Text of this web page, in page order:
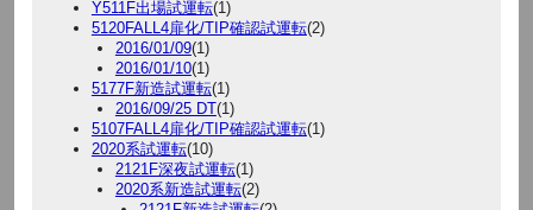
Y511F出場試運転(1)
5120FALL4扉化/TIP確認試運転(2)
2016/01/09(1)
2016/01/10(1)
5177F新造試運転(1)
2016/09/25 DT(1)
5107FALL4扉化/TIP確認試運転(1)
2020系試運転(10)
2121F深夜試運転(1)
2020系新造試運転(2)